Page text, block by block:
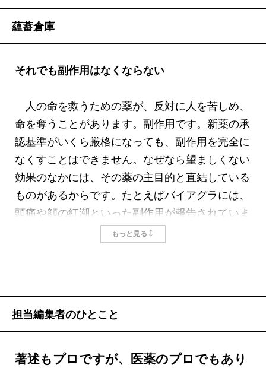
筆者は、つい最近まで製薬会社の研究者として新
薬開発の最前線で働いていた。科学技術は大いに
進歩しているのに、新薬がさっぱり生まれなくな
ったという不可解な現象がなぜ起きたのか、解き
た。また、医薬という極めて特殊な商品には、
様々なレベルで誤解もつきまとう。これをわかり
やすく解きほぐすのも、筆者のような立場の者が
すべきことと思ったのだ。
とはいえ、書き始めてみるとこれは難題であっ
た。新薬が生まれなくなった背景には、医薬につ
きものの副作用の問題が大きく関与している。現
実に苦しんでいる人が多数いる以上、医薬関係者
にとって副作用の問題はできれば避けて通りたい
を語ることにした。副作用の存在を差し引いて
も、医薬品は世界の人々の健康に十分奉仕してい
ると信ずるからだ。また、近年顕著になっている
「ゼロリスク志向」に対する危機感があったから
蘊蓄倉庫
それでも副作用はなくならない
人の命を救うための薬が、反対に人を苦しめ、
命を奪うことがあります。副作用です。新薬の承
認基準がいくら厳格になっても、副作用を完全に
なくすことはできません。なぜなら望ましくない
効果のなかには、その薬の主目的と直結している
ものがあるからです。たとえばバイアグラには、
頭痛や顔の紅潮といった副作用が報告されていま
す。血管を拡張するという効果が、体のほかの部
は相当の副作用が見込まれる薬でも使われること
梅毒が不治の病とされていた時代、末期の梅毒
もっと見る
担当編集者のひとこと
著述もプロですが、医薬のプロでもあり